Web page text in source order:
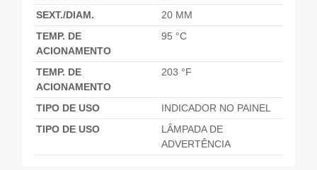
SEXT./DIAM.
20 MM
TEMP. DE
ACIONAMENTO
95 °C
TEMP. DE
ACIONAMENTO
203 °F
TIPO DE USO
INDICADOR NO PAINEL
TIPO DE USO
LÂMPADA DE
ADVERTÊNCIA